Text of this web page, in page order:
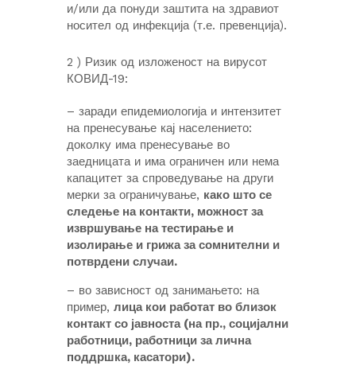
и/или да понуди заштита на здравиот
носител од инфекција (т.е. превенција).
2 ) Ризик од изложеност на вирусот
КОВИД-19:
– заради епидемиологија и интензитет
на пренесување кај населението:
доколку има пренесување во
заедницата и има ограничен или нема
капацитет за спроведување на други
мерки за ограничување, како што се
следење на контакти, можност за
извршување на тестирање и
изолирање и грижа за сомнителни и
потврдени случаи.
– во зависност од занимањето: на
пример, лица кои работат во близок
контакт со јавноста (на пр., социјални
работници, работници за лична
поддршка, касатори).